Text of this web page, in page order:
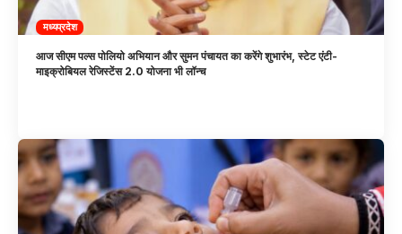
मध्यप्रदेश
आज सीएम पल्स पोलियो अभियान और सुमन पंचायत का करेंगे शुभारंभ, स्टेट एंटी-
माइक्रोबियल रेजिस्टेंस 2.0 योजना भी लॉन्च